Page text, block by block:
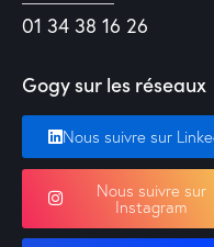
01 34 38 16 26
Gogy sur les réseaux
Nous suivre sur
Nous suivre sur
Instagram